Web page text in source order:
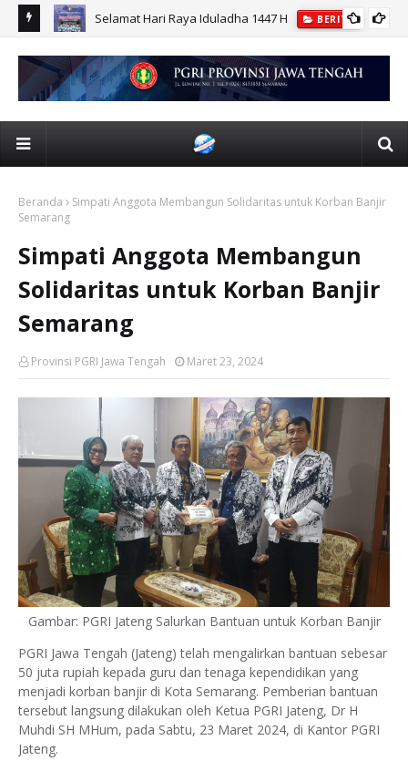
Selamat Hari Raya Iduladha 1447 H BERITA
Beranda
Simpati Anggota Membangun Solidaritas untuk Korban Banjir
Semarang
Simpati Anggota Membangun
Solidaritas untuk Korban Banjir
Semarang
Provinsi PGRI Jawa Tengah Maret 23, 2024
Gambar: PGRI Jateng Salurkan Bantuan untuk Korban Banjir
PGRI Jawa Tengah (Jateng) telah mengalirkan bantuan sebesar
50 juta rupiah kepada guru dan tenaga kependidikan yang
menjadi korban banjir di Kota Semarang. Pemberian bantuan
tersebut langsung dilakukan oleh Ketua PGRI Jateng, Dr H
Muhdi SH MHum, pada Sabtu, 23 Maret 2024, di Kantor PGRI
Jateng.